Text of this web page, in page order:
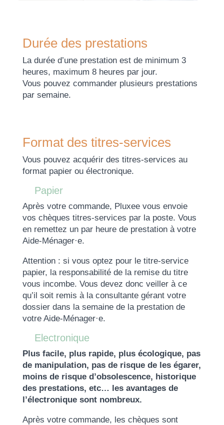
Durée des prestations
La durée d’une prestation est de minimum 3
heures, maximum 8 heures par jour.
Vous pouvez commander plusieurs prestations
par semaine.
Format des titres-services
Vous pouvez acquérir des titres-services au
format papier ou électronique.
Papier
Après votre commande, Pluxee vous envoie
vos chèques titres-services par la poste. Vous
en remettez un par heure de prestation à votre
Aide-Ménager·e.
Attention : si vous optez pour le titre-service
papier, la responsabilité de la remise du titre
vous incombe. Vous devez donc veiller à ce
qu’il soit remis à la consultante gérant votre
dossier dans la semaine de la prestation de
votre Aide-Ménager·e.
Electronique
Plus facile, plus rapide, plus écologique, pas
de manipulation, pas de risque de les égarer,
moins de risque d’obsolescence, historique
des prestations, etc… les avantages de
l’électronique sont nombreux.
Après votre commande, les chèques sont